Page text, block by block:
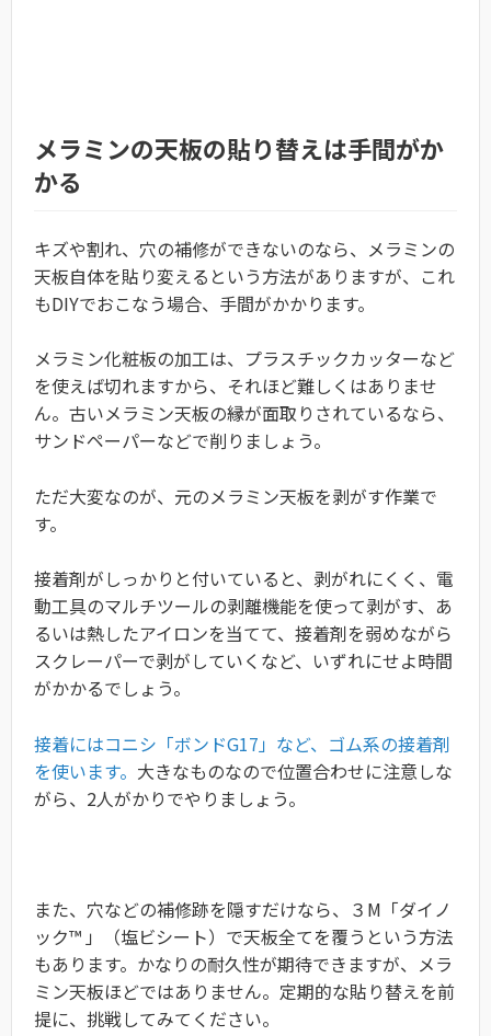
メラミンの天板の貼り替えは手間がか
かる
キズや割れ、穴の補修ができないのなら、メラミンの
天板自体を貼り変えるという方法がありますが、これ
もDIYでおこなう場合、手間がかかります。
メラミン化粧板の加工は、プラスチックカッターなど
を使えば切れますから、それほど難しくはありませ
ん。古いメラミン天板の縁が面取りされているなら、
サンドペーパーなどで削りましょう。
ただ大変なのが、元のメラミン天板を剥がす作業で
す。
接着剤がしっかりと付いていると、剥がれにくく、電
動工具のマルチツールの剥離機能を使って剥がす、あ
るいは熱したアイロンを当てて、接着剤を弱めながら
スクレーパーで剥がしていくなど、いずれにせよ時間
がかかるでしょう。
接着にはコニシ「ボンドG17」など、ゴム系の接着剤
を使います。 大きなものなので位置合わせに注意しな
がら、2人がかりでやりましょう。
また、穴などの補修跡を隠すだけなら、３M「ダイノ
ック™ 」（塩ビシート）で天板全てを覆うという方法
もあります。かなりの耐久性が期待できますが、メラ
ミン天板ほどではありません。定期的な貼り替えを前
提に、挑戦してみてください。